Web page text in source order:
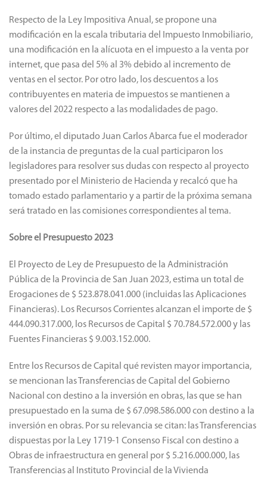
Respecto de la Ley Impositiva Anual, se propone una
modificación en la escala tributaria del Impuesto Inmobiliario,
una modificación en la alícuota en el impuesto a la venta por
internet, que pasa del 5% al 3% debido al incremento de
ventas en el sector. Por otro lado, los descuentos a los
contribuyentes en materia de impuestos se mantienen a
valores del 2022 respecto a las modalidades de pago.
Por último, el diputado Juan Carlos Abarca fue el moderador
de la instancia de preguntas de la cual participaron los
legisladores para resolver sus dudas con respecto al proyecto
presentado por el Ministerio de Hacienda y recalcó que ha
tomado estado parlamentario y a partir de la próxima semana
será tratado en las comisiones correspondientes al tema.
Sobre el Presupuesto 2023
El Proyecto de Ley de Presupuesto de la Administración
Pública de la Provincia de San Juan 2023, estima un total de
Erogaciones de $ 523.878.041.000 (incluidas las Aplicaciones
Financieras). Los Recursos Corrientes alcanzan el importe de $
444.090.317.000, los Recursos de Capital $ 70.784.572.000 y las
Fuentes Financieras $ 9.003.152.000.
Entre los Recursos de Capital qué revisten mayor importancia,
se mencionan las Transferencias de Capital del Gobierno
Nacional con destino a la inversión en obras, las que se han
presupuestado en la suma de $ 67.098.586.000 con destino a la
inversión en obras. Por su relevancia se citan: las Transferencias
dispuestas por la Ley 1719-1 Consenso Fiscal con destino a
Obras de infraestructura en general por $ 5.216.000.000, las
Transferencias al Instituto Provincial de la Vivienda